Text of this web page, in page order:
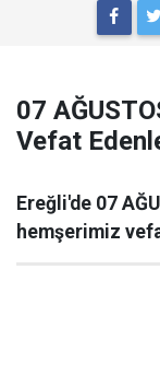
07
Vefat
Ereğli'de 07
hemşerimiz